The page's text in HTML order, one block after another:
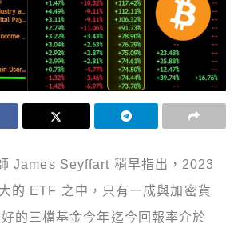
James Seyffart 稍早指出，2023
的 ETF 之中，只有一成與加密貨
的三檔基金今年迄今回報率介於